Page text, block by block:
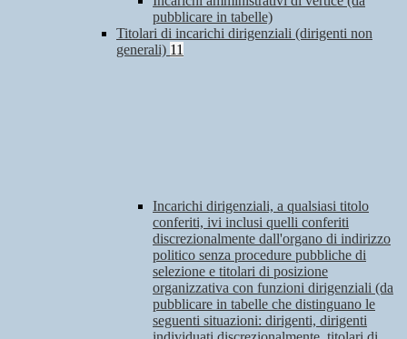
pubblicare in tabelle)
Titolari di incarichi dirigenziali (dirigenti non
generali) 11
Incarichi dirigenziali, a qualsiasi titolo
conferiti, ivi inclusi quelli conferiti
discrezionalmente dall'organo di indirizzo
politico senza procedure pubbliche di
selezione e titolari di posizione
organizzativa con funzioni dirigenziali (da
pubblicare in tabelle che distinguano le
seguenti situazioni: dirigenti, dirigenti